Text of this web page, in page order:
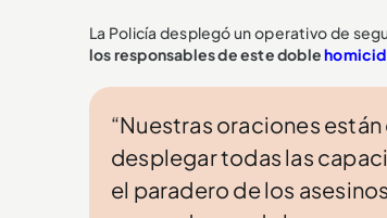
La Policía desplegó un operativo de
los responsables de este doble
“Nuestras oraciones
desplegar todas las
el paradero de los